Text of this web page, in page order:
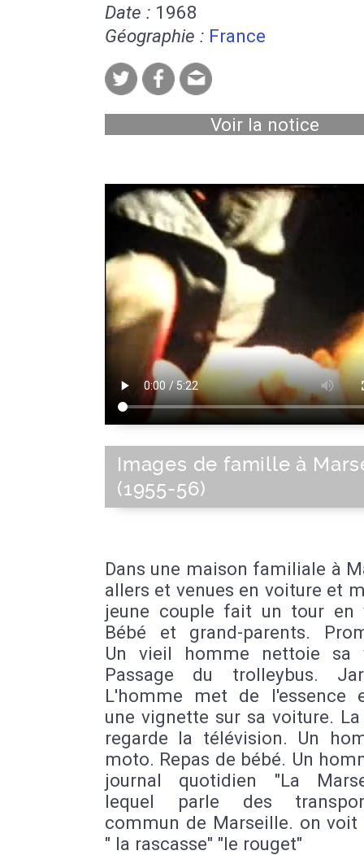
Date : 1968
Géographie : France
Voir la notice
Images de famille à
(1955-56)
Dans une maison familiale à
allers et venues en voiture et
jeune couple fait un tour en
Bébé et grand-parents.
Un vieil homme nettoie sa
Passage du trolleybus.
L'homme met de l'essence
une vignette sur sa voiture.
regarde la télévision. Un
moto. Repas de bébé. Un
journal quotidien "La
lequel parle des
commun de Marseille. on
" la rascasse" "le rouget"